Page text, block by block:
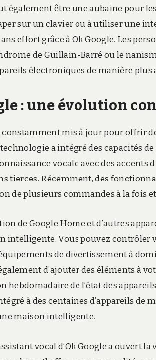
également être une aubaine pour
sur un clavier ou à utiliser une
effort grâce à Ok Google. Les
de Guillain-Barré ou le
électroniques de manière plus
: une évolution
constamment mis à jour pour offrir
technologie a intégré des capacités
vocale avec des
tierces. Récemment, des
de plusieurs commandes à la fois
de Google Home et d’autres
intelligente. Vous pouvez contrôler
de divertissement à
d’ajouter des éléments à
hebdomadaire de l’état des
à des centaines d’appareils
maison intelligente.
vocal d’Ok Google a ouvert